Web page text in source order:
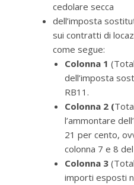
cedolare secca
dell’imposta
sui contratti di
come segue:
Colonna 1
dell’imposta
RB11.
Colonna 2 (
l’ammontare
21 per cento,
colonna 7 e 8
Colonna 3
importi esposti